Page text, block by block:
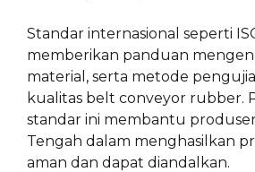
Standar internasional seperti
memberikan panduan
material, serta metode
kualitas belt conveyor rubber.
standar ini membantu
Tengah dalam menghasilkan
aman dan dapat diandalkan.